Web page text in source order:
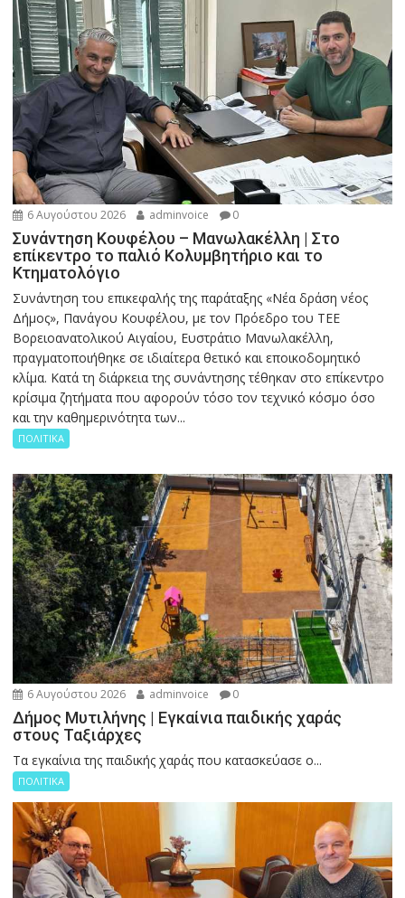
6 Αυγούστου 2026 adminvoice 0
Συνάντηση Κουφέλου – Μανωλακέλλη | Στο
επίκεντρο το παλιό Κολυμβητήριο και το
Κτηματολόγιο
Συνάντηση του επικεφαλής της παράταξης «Νέα δράση νέος
Δήμος», Πανάγου Κουφέλου, με τον Πρόεδρο του ΤΕΕ
Βορειοανατολικού Αιγαίου, Ευστράτιο Μανωλακέλλη,
πραγματοποιήθηκε σε ιδιαίτερα θετικό και εποικοδομητικό
κλίμα. Κατά τη διάρκεια της συνάντησης τέθηκαν στο επίκεντρο
κρίσιμα ζητήματα που αφορούν τόσο τον τεχνικό κόσμο όσο
και την καθημερινότητα των...
ΠΟΛΙΤΙΚΑ
6 Αυγούστου 2026 adminvoice 0
Δήμος Μυτιλήνης | Εγκαίνια παιδικής χαράς
στους Ταξιάρχες
Tα εγκαίνια της παιδικής χαράς που κατασκεύασε ο...
ΠΟΛΙΤΙΚΑ